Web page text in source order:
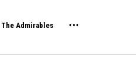
The Admirables